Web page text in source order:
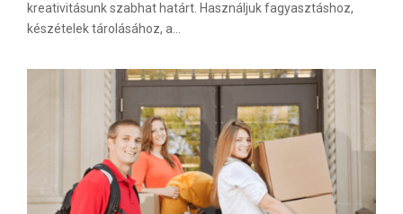
kreativitásunk szabhat határt. Használjuk fagyasztáshoz,
készételek tárolásához, a...